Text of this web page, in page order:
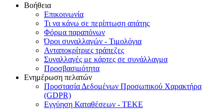
Βοήθεια
Επικοινωνία
Τι να κάνω σε περίπτωση απάτης
Φόρμα παραπόνων
Όροι συναλλαγών - Τιμολόγια
Ανταποκρίτριες τράπεζες
Συναλλαγές με κάρτες σε συνάλλαγμα
Προσβασιμότητα
Ενημέρωση πελατών
Προστασία Δεδομένων Προσωπικού Χαρακτήρα
(GDPR)
Εγγύηση Καταθέσεων - TEKE